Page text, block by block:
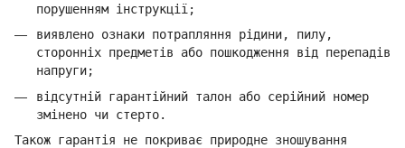
порушенням інструкції;
виявлено ознаки потрапляння рідини, пилу,
сторонніх предметів або пошкодження від перепадів
напруги;
відсутній гарантійний талон або серійний номер
змінено чи стерто.
Також гарантія не покриває природне зношування